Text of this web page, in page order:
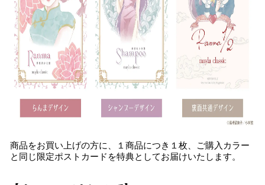
商品をお買い上げの方に、１商品につき１枚、ご購入カラー
と同じ限定ポストカードを特典としてお届けいたします。